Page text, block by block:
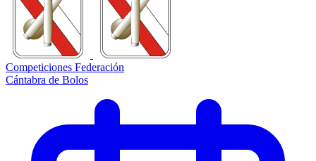
Competiciones Federación
Cántabra de Bolos